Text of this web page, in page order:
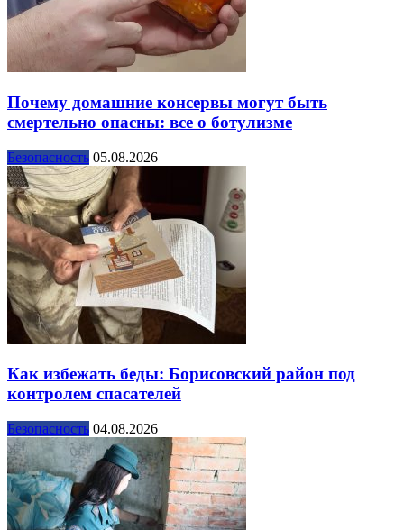
Почему домашние консервы могут быть
смертельно опасны: все о ботулизме
Безопасность 05.08.2026
Как избежать беды: Борисовский район под
контролем спасателей
Безопасность 04.08.2026